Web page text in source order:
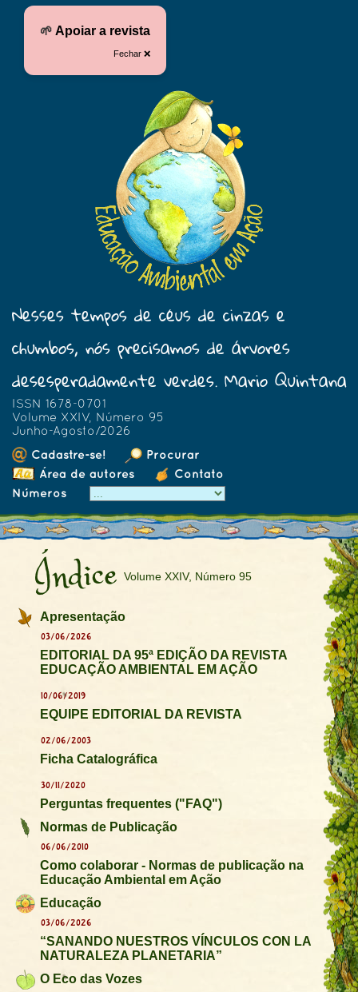
🌱 Apoiar a revista
Fechar ❌
Nesses tempos de céus de cinzas e
chumbos, nós precisamos de árvores
desesperadamente verdes. Mario Quintana
ISSN 1678-0701
Volume XXIV, Número 95
Junho-Agosto/2026
Cadastre-se!
Procurar
Área de autores
Contato
Números
Índice Volume XXIV, Número 95
Apresentação
03/06/2026
EDITORIAL DA 95ª EDIÇÃO DA REVISTA
EDUCAÇÃO AMBIENTAL EM AÇÃO
10/06/2019
EQUIPE EDITORIAL DA REVISTA
02/06/2003
Ficha Catalográfica
30/11/2020
Perguntas frequentes ("FAQ")
Normas de Publicação
06/06/2010
Como colaborar - Normas de publicação na
Educação Ambiental em Ação
Educação
03/06/2026
“SANANDO NUESTROS VÍNCULOS CON LA
NATURALEZA PLANETARIA”
O Eco das Vozes